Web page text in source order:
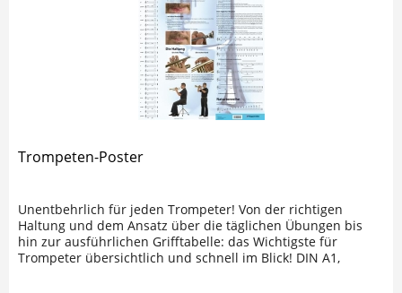
Trompeten-Poster
Unentbehrlich für jeden Trompeter! Von der richtigen
Haltung und dem Ansatz über die täglichen Übungen bis
hin zur ausführlichen Grifftabelle: das Wichtigste für
Trompeter übersichtlich und schnell im Blick! DIN A1,